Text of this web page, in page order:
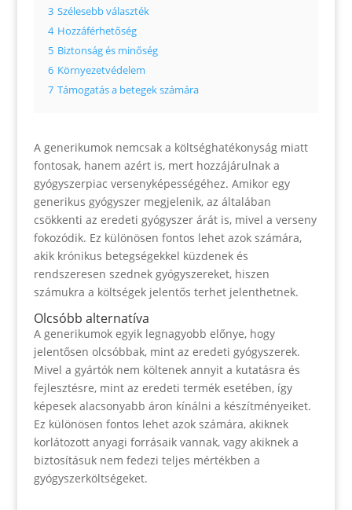
3 Szélesebb választék
4 Hozzáférhetőség
5 Biztonság és minőség
6 Környezetvédelem
7 Támogatás a betegek számára
A generikumok nemcsak a költséghatékonyság miatt
fontosak, hanem azért is, mert hozzájárulnak a
gyógyszerpiac versenyképességéhez. Amikor egy
generikus gyógyszer megjelenik, az általában
csökkenti az eredeti gyógyszer árát is, mivel a verseny
fokozódik. Ez különösen fontos lehet azok számára,
akik krónikus betegségekkel küzdenek és
rendszeresen szednek gyógyszereket, hiszen
számukra a költségek jelentős terhet jelenthetnek.
Olcsóbb alternatíva
A generikumok egyik legnagyobb előnye, hogy
jelentősen olcsóbbak, mint az eredeti gyógyszerek.
Mivel a gyártók nem költenek annyit a kutatásra és
fejlesztésre, mint az eredeti termék esetében, így
képesek alacsonyabb áron kínálni a készítményeiket.
Ez különösen fontos lehet azok számára, akiknek
korlátozott anyagi forrásaik vannak, vagy akiknek a
biztosításuk nem fedezi teljes mértékben a
gyógyszerköltségeket.